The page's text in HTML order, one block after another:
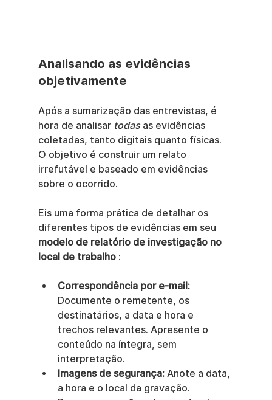
Analisando as evidências
objetivamente
Após a sumarização das entrevistas, é
hora de analisar todas as evidências
coletadas, tanto digitais quanto físicas.
O objetivo é construir um relato
irrefutável e baseado em evidências
sobre o ocorrido.
Eis uma forma prática de detalhar os
diferentes tipos de evidências em seu
modelo de relatório de investigação no
local de trabalho :
Correspondência por e-mail:
Documente o remetente, os
destinatários, a data e hora e
trechos relevantes. Apresente o
conteúdo na íntegra, sem
interpretação.
Imagens de segurança: Anote a data,
a hora e o local da gravação.